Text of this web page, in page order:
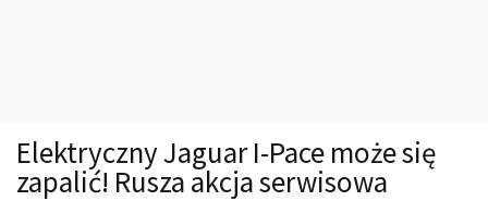
Technika jazdy
Oświetlenie
Elektryczny Jaguar I-Pace może się
zapalić! Rusza akcja serwisowa